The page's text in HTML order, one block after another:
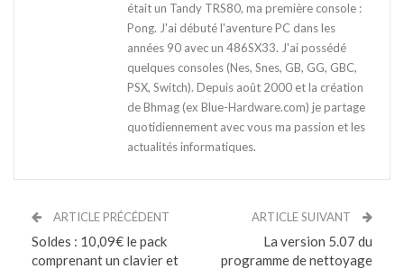
était un Tandy TRS80, ma première console :
Pong. J'ai débuté l'aventure PC dans les
années 90 avec un 486SX33. J'ai possédé
quelques consoles (Nes, Snes, GB, GG, GBC,
PSX, Switch). Depuis août 2000 et la création
de Bhmag (ex Blue-Hardware.com) je partage
quotidiennement avec vous ma passion et les
actualités informatiques.
ARTICLE PRÉCÉDENT
Soldes : 10,09€ le pack
comprenant un clavier et
ARTICLE SUIVANT
La version 5.07 du
programme de nettoyage